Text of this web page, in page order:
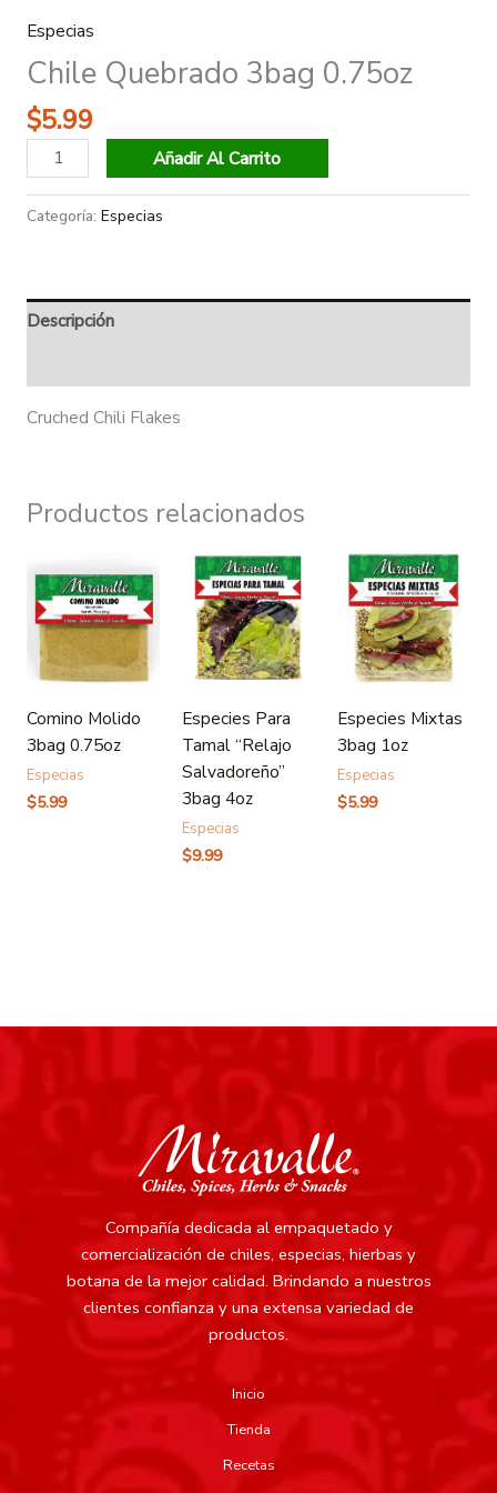
Especias
Chile Quebrado 3bag 0.75oz
$5.99
Añadir Al Carrito
Categoría: Especias
Descripción
Cruched Chili Flakes
Productos relacionados
Comino Molido
3bag 0.75oz
Especias
$5.99
Especies Para
Tamal “Relajo
Salvadoreño”
3bag 4oz
Especias
$9.99
Especies Mixtas
3bag 1oz
Especias
$5.99
Compañía dedicada al empaquetado y
comercialización de chiles, especias, hierbas y
botana de la mejor calidad. Brindando a nuestros
clientes confianza y una extensa variedad de
productos.
Inicio
Tienda
Recetas